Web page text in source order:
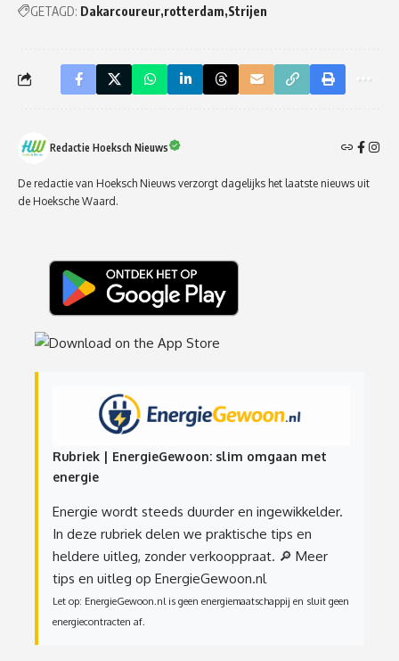
GETAGD: Dakarcoureur rotterdam Strijen
Redactie Hoeksch Nieuws
De redactie van Hoeksch Nieuws verzorgt dagelijks het laatste nieuws uit
de Hoeksche Waard.
Rubriek | EnergieGewoon: slim omgaan met
energie
Energie wordt steeds duurder en ingewikkelder.
In deze rubriek delen we praktische tips en
heldere uitleg, zonder verkooppraat. 🔎 Meer
tips en uitleg op EnergieGewoon.nl
Let op: EnergieGewoon.nl is geen energiemaatschappij en sluit geen
energiecontracten af.